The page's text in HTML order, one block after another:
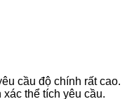
cầu độ chính rất cao.
thể tích yêu cầu.